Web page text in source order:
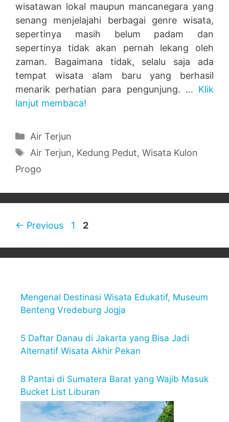
wisatawan lokal maupun mancanegara yang
senang menjelajahi berbagai genre wisata,
sepertinya masih belum padam dan
sepertinya tidak akan pernah lekang oleh
zaman. Bagaimana tidak, selalu saja ada
tempat wisata alam baru yang berhasil
menarik perhatian para pengunjung. … Klik
lanjut membaca!
Categories
Air Terjun
Tags
Air Terjun, Kedung Pedut, Wisata Kulon
Progo
← Previous Page
1 Page
2
Mengenal Destinasi Wisata Edukatif, Museum
Benteng Vredeburg Jogja
5 Daftar Danau di Jakarta yang Bisa Jadi
Alternatif Wisata Akhir Pekan
8 Pantai di Sumatera Barat yang Wajib Masuk
Bucket List Liburan